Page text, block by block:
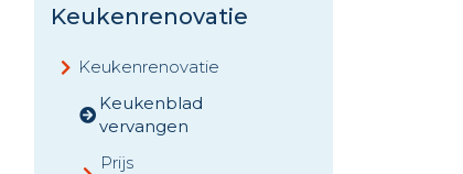
Keukenrenovatie
Keukenrenovatie
Keukenblad
vervangen
Prijs